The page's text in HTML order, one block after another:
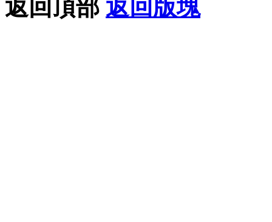
返回頂部 返回版塊